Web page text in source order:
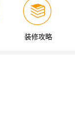
装修攻略